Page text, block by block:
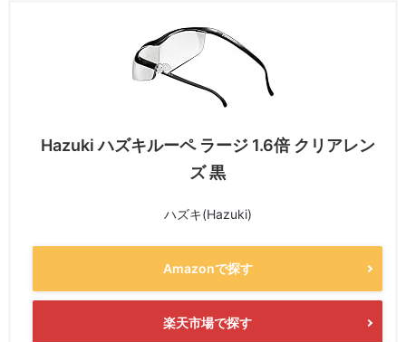
Hazuki ハズキルーペ ラージ 1.6倍 クリアレン
ズ 黒
ハズキ(Hazuki)
Amazonで探す
楽天市場で探す